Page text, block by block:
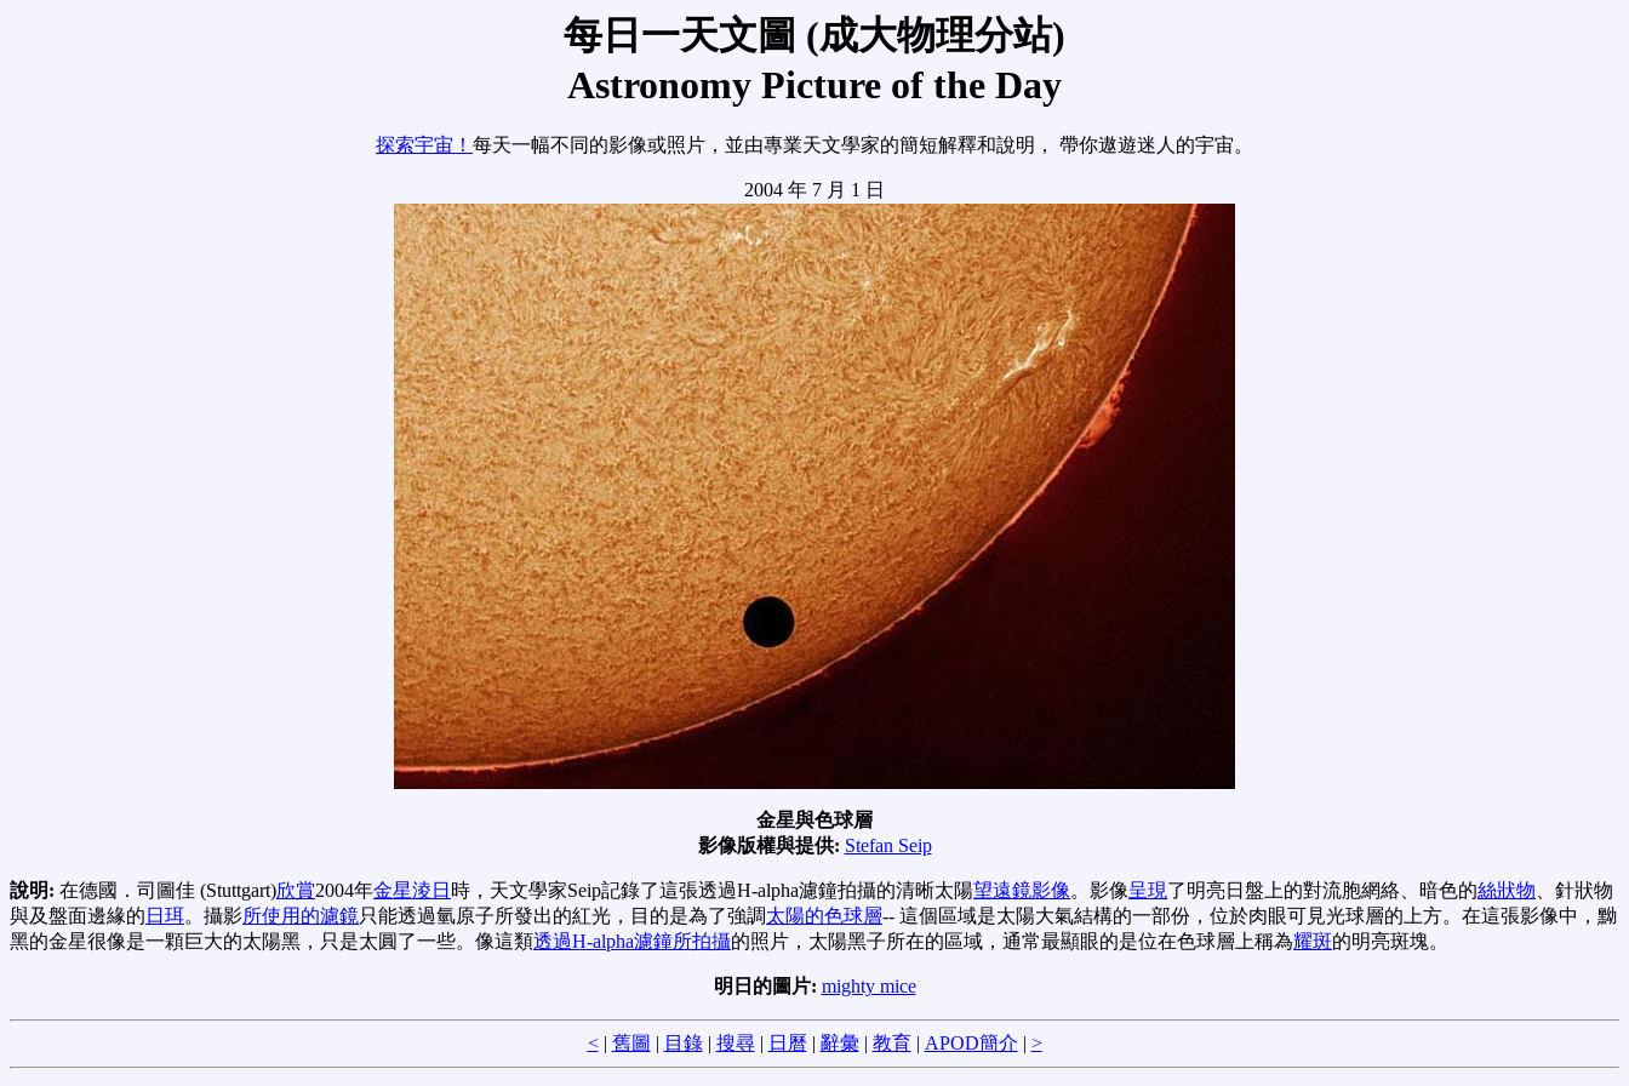
每日一天文圖 (成大物理分站)
Astronomy Picture of the Day
探索宇宙！ 每天一幅不同的影像或照片，並由專業天文學家的簡短解釋和說明， 帶你遨遊迷人的宇宙。
2004 年 7 月 1 日
金星與色球層
影像版權與提供: Stefan Seip
說明: 在德國．司圖佳 (Stuttgart)欣賞2004年金星淩日 時，天文學家Seip記錄了這張透過H-alpha濾鐘拍攝的清晰太陽望遠鏡影像。影像呈現了明亮日盤上的對流胞網絡、暗色的絲狀物、針狀物
與及盤面邊緣的 日珥。攝影所使用的濾鏡只能透過氫原子所發出的紅光，目的是為了強調太陽的色球層-- 這個區域是太陽大氣結構的一部份，位於肉眼可見光球層的上方。在這張影像中，黝
黑的金星很像是一顆巨大的太陽黑，只是太圓了一些。像這類透過H-alpha濾鐘所拍攝的照片，太陽黑子所在的區域，通常最顯眼的是位在色球層上稱為耀斑的明亮斑塊。
明日的圖片: mighty mice
<| 舊圖 | 目錄| 搜尋| 日曆 | 辭彙 | 教育| APOD簡介 | >